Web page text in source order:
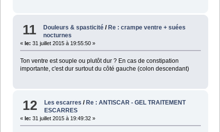
11 Douleurs & spasticité /Re : crampe ventre + suées
nocturnes
« le: 31 juillet 2015 à 19:55:50 »
Ton ventre est souple ou plutôt dur ? En cas de constipation
importante, c'est dur surtout du côté gauche (colon descendant)
12 Les escarres / Re : ANTISCAR - GEL TRAITEMENT
ESCARRES
« le: 31 juillet 2015 à 19:49:32 »